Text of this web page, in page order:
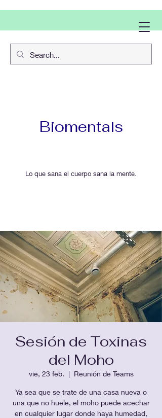
Biomentals
Lo que sana el cuerpo sana la mente.
Sesión de Toxinas
del Moho
vie, 23 feb.
  |
Reunión de Teams
Ya sea que se trate de una casa nueva o
una que no huele, el moho puede acechar
en cualquier lugar donde haya humedad,